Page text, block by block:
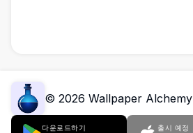
© 2026 Wallpaper Alchemy
다운로드하기 출시 예정